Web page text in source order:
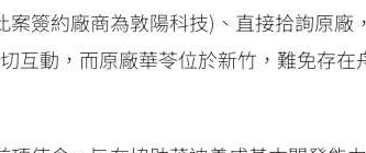
簽約廠商為敦陽科技)、直接拾詢原廠
互動，而原廠華苓位於新竹，難免存在